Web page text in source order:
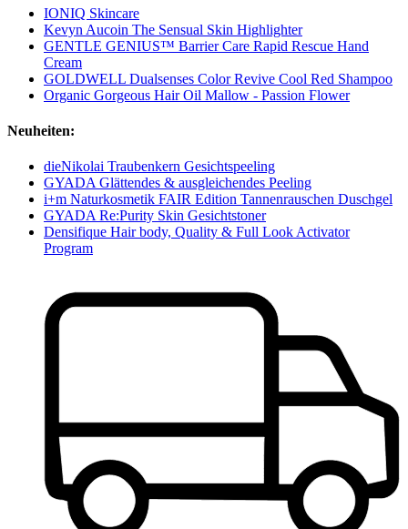
IONIQ Skincare
Kevyn Aucoin The Sensual Skin Highlighter
GENTLE GENIUS™ Barrier Care Rapid Rescue Hand
Cream
GOLDWELL Dualsenses Color Revive Cool Red Shampoo
Organic Gorgeous Hair Oil Mallow - Passion Flower
Neuheiten:
dieNikolai Traubenkern Gesichtspeeling
GYADA Glättendes & ausgleichendes Peeling
i+m Naturkosmetik FAIR Edition Tannenrauschen Duschgel
GYADA Re:Purity Skin Gesichtstoner
Densifique Hair body, Quality & Full Look Activator
Program